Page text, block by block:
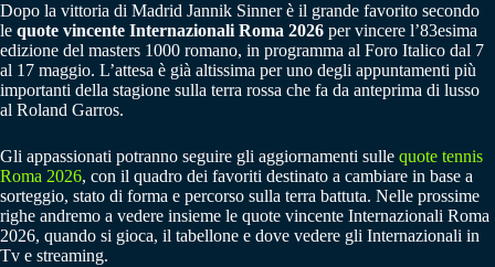
Dopo la vittoria di Madrid Jannik Sinner è il grande favorito secondo
le quote vincente Internazionali Roma 2026 per vincere l’83esima
edizione del masters 1000 romano, in programma al Foro Italico dal 7
al 17 maggio. L’attesa è già altissima per uno degli appuntamenti più
importanti della stagione sulla terra rossa che fa da anteprima di lusso
al Roland Garros.
Gli appassionati potranno seguire gli aggiornamenti sulle quote tennis
Roma 2026, con il quadro dei favoriti destinato a cambiare in base a
sorteggio, stato di forma e percorso sulla terra battuta. Nelle prossime
righe andremo a vedere insieme le quote vincente Internazionali Roma
2026, quando si gioca, il tabellone e dove vedere gli Internazionali in
Tv e streaming.